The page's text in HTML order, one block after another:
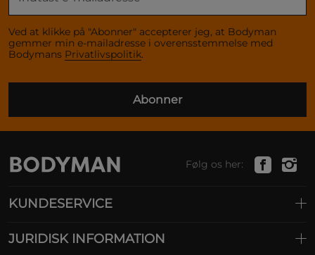
Ved at klikke på "Abonner" accepterer jeg, at Bodyman
gemmer min e-mailadresse i overensstemmelse med
Bodymans Privatlivspolitik.
Abonner
Følg os her:
KUNDESERVICE
JURIDISK INFORMATION